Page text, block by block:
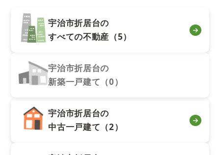
宇治市折居台の
すべての不動産（5）
宇治市折居台の
新築一戸建て（0）
宇治市折居台の
中古一戸建て（2）